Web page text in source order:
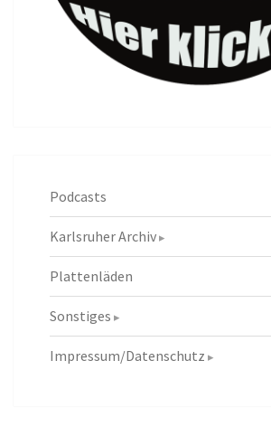
Podcasts
Karlsruher Archiv
Plattenläden
Sonstiges
Impressum/Datenschutz